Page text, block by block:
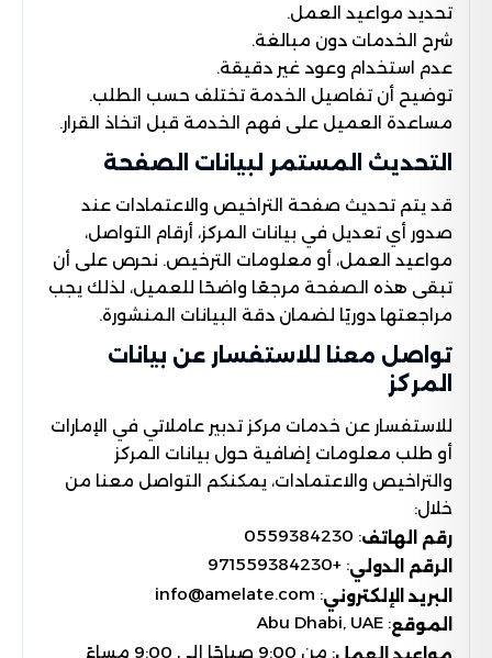
تحديد مواعيد العمل.
شرح الخدمات دون مبالغة.
عدم استخدام وعود غير دقيقة.
توضيح أن تفاصيل الخدمة تختلف حسب الطلب.
مساعدة العميل على فهم الخدمة قبل اتخاذ القرار.
التحديث المستمر لبيانات الصفحة
قد يتم تحديث صفحة التراخيص والاعتمادات عند
صدور أي تعديل في بيانات المركز، أرقام التواصل،
مواعيد العمل، أو معلومات الترخيص. نحرص على أن
تبقى هذه الصفحة مرجعًا واضحًا للعميل، لذلك يجب
مراجعتها دوريًا لضمان دقة البيانات المنشورة.
تواصل معنا للاستفسار عن بيانات
المركز
للاستفسار عن خدمات مركز تدبير عاملاتي في الإمارات
أو طلب معلومات إضافية حول بيانات المركز
والتراخيص والاعتمادات، يمكنكم التواصل معنا من
خلال:
رقم الهاتف: 0559384230
الرقم الدولي: +971559384230
البريد الإلكتروني: info@amelate.com
الموقع: Abu Dhabi, UAE
مواعيد العمل: من 9:00 صباحًا إلى 9:00 مساءً